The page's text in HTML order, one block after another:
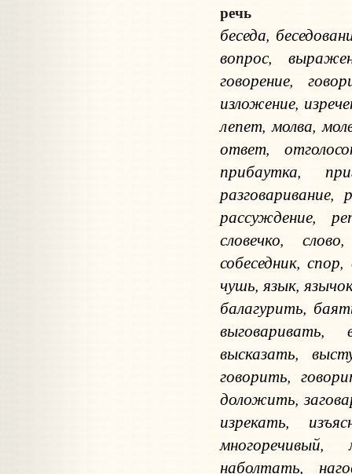
речь
беседа,
вопрос,
говорение,
изложение,
лепет, молва,
ответ,
прибаутка,
разговаривание,
рассуждение,
словечко,
собеседник,
чушь, язык,
балагурить,
выговаривать,
высказать,
говорить,
доложить,
изрекать,
многоречивый,
наболтать,